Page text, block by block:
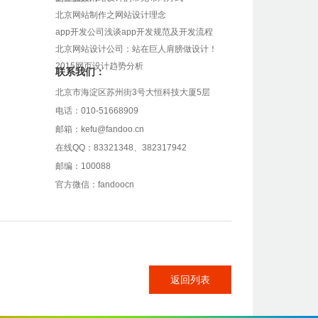
北京网站制作之网站设计理念
app开发公司浅谈app开发规范及开发流程
北京网站设计公司：站在巨人肩膀做设计！
2015网页设计趋势分析
联系我们：
北京市海淀区苏州街3号大恒科技大厦5层
电话：010-51668909
邮箱：kefu@fandoo.cn
在线QQ：83321348、382317942
邮编：100088
官方微信：fandoocn
返回列表